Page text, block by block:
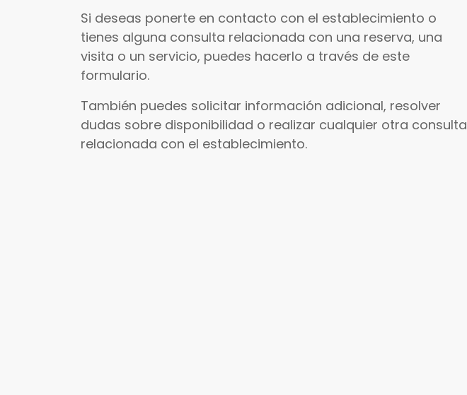
Si deseas ponerte en contacto con el establecimiento o
tienes alguna consulta relacionada con una reserva, una
visita o un servicio, puedes hacerlo a través de este
formulario.
También puedes solicitar información adicional, resolver
dudas sobre disponibilidad o realizar cualquier otra consulta
relacionada con el establecimiento.